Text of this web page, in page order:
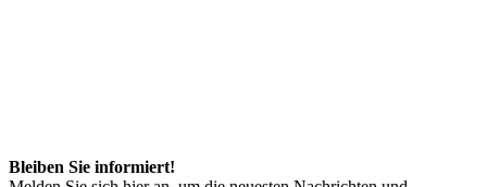
Bleiben Sie informiert!